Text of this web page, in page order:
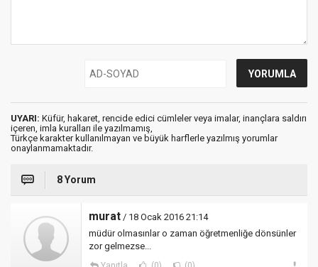
UYARI: Küfür, hakaret, rencide edici cümleler veya imalar, inançlara saldırı
içeren, imla kuralları ile yazılmamış,
Türkçe karakter kullanılmayan ve büyük harflerle yazılmış yorumlar
onaylanmamaktadır.
8 Yorum
murat / 18 Ocak 2016 21:14
müdür olmasınlar o zaman öğretmenliğe dönsünler
zor gelmezse...